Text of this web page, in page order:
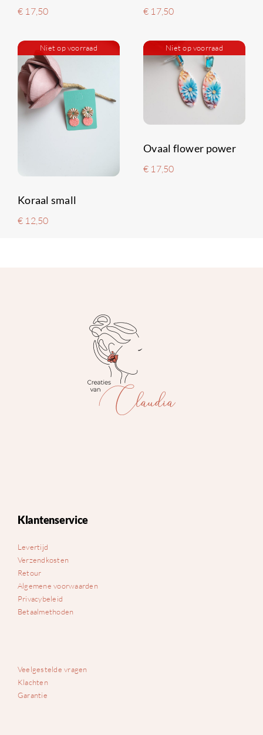
€ 17,50 € 17,50
Niet op voorraad
Koraal small
€ 12,50
Niet op voorraad
Ovaal flower power
€ 17,50
Klantenservice
Levertijd
Verzendkosten
Retour
Algemene voorwaarden
Privacybeleid
Betaalmethoden
Veelgestelde vragen
Klachten
Garantie